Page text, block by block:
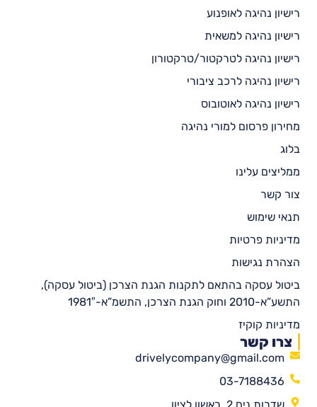
רישיון נהיגה לאופנוע
רישיון נהיגה למשאית
רישיון נהיגה לטרקטור/טרקטורון
רישיון נהיגה לרכב ציבורי
רישיון נהיגה לאוטובוס
מחירון פרסום למורי נהיגה
בלוג
ממליצים עלינו
צור קשר
תנאי שימוש
מדיניות פרטיות
הצהרת נגישות
ביטול עסקה בהתאם לתקנות הגנת הצרכן (ביטול עסקה),
התשע”א-2010 וחוק הגנת הצרכן, התשמ”א-1981″
מדיניות קוקיז
צרו קשר
drivelycompany@gmail.com
03-7188436
שדרות נים 2, ראשון לציון